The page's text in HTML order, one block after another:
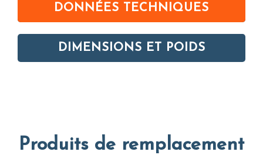
DONNÉES TECHNIQUES
DIMENSIONS ET POIDS
Produits de remplacement